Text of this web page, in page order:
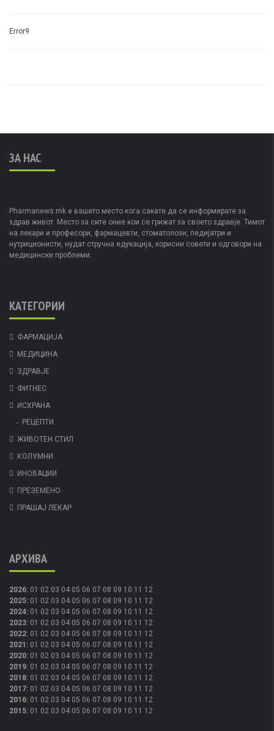
Error9
ЗА НАС
Pharmanews.mk е вашето место кога сакате да се информирате за
здрав живот. Место за сите оние кои се грижат за своето здравје. Тимот
на лекари и професори, фармацевти, стоматолози, педијатри и
нутриционисти, нудат стручна едукација, корисни совети и одговори на
медицински проблеми.
КАТЕГОРИИ
ФАРМАЦИЈА
МЕДИЦИНА
ЗДРАВЈЕ
ФИТНЕС
ИСХРАНА
РЕЦЕПТИ
ЖИВОТЕН СТИЛ
КОЛУМНИ
ИНОВАЦИИ
ПРЕЗЕМЕНО
ПРАШАЈ ЛЕКАР
АРХИВА
2026: 01 02 03 04 05 06 07 08 09 10 11 12
2025: 01 02 03 04 05 06 07 08 09 10 11 12
2024: 01 02 03 04 05 06 07 08 09 10 11 12
2023: 01 02 03 04 05 06 07 08 09 10 11 12
2022: 01 02 03 04 05 06 07 08 09 10 11 12
2021 : 01 02 03 04 05 06 07 08 09 10 11 12
2020: 01 02 03 04 05 06 07 08 09 10 11 12
2019: 01 02 03 04 05 06 07 08 09 10 11 12
2018: 01 02 03 04 05 06 07 08 09 10 11 12
2017: 01 02 03 04 05 06 07 08 09 10 11 12
2016: 01 02 03 04 05 06 07 08 09 10 11 12
2015: 01 02 03 04 05 06 07 08 09 10 11 12